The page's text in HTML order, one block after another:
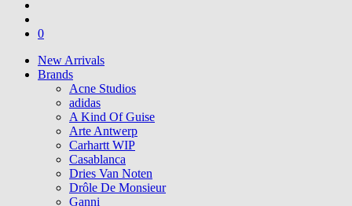
0
New Arrivals
Brands
Acne Studios
adidas
A Kind Of Guise
Arte Antwerp
Carhartt WIP
Casablanca
Dries Van Noten
Drôle De Monsieur
Ganni